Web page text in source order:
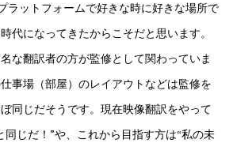
ラットフォームで好きな時に好きな場所で
代になってきたからこそだと思います。
な翻訳者の方が監修として関わっていま
事場（部屋）のレイアウトなどは監修を
同じだそうです。現在映像翻訳をやって
同じだ！”や、これから目指す方は“私の未